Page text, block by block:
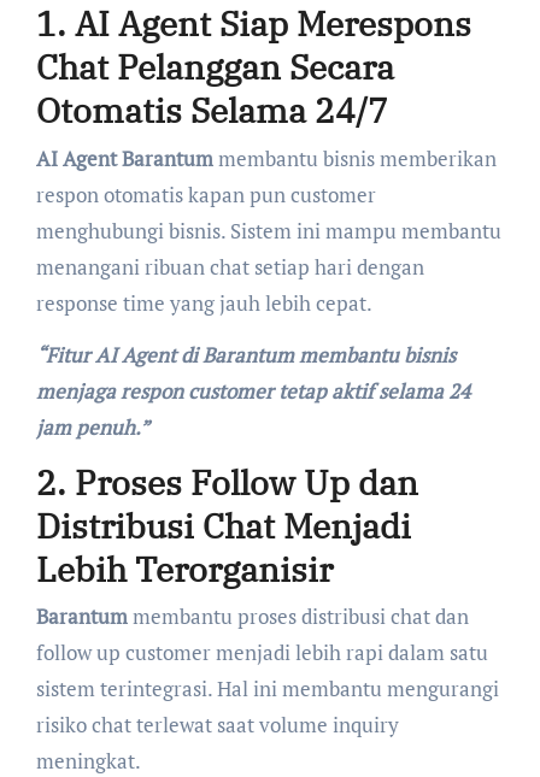
1. AI Agent Siap Merespons
Chat Pelanggan Secara
Otomatis Selama 24/7
AI Agent Barantummembantu bisnis memberikan
respon otomatis kapan pun customer
menghubungi bisnis. Sistem ini mampu membantu
menangani ribuan chat setiap hari dengan
response time yang jauh lebih cepat.
“Fitur AI Agent di Barantum membantu bisnis
menjaga respon customer tetap aktif selama 24
jam penuh.”
2. Proses Follow Up dan
Distribusi Chat Menjadi
Lebih Terorganisir
Barantummembantu proses distribusi chat dan
follow up customer menjadi lebih rapi dalam satu
sistem terintegrasi. Hal ini membantu mengurangi
risiko chat terlewat saat volume inquiry
meningkat.